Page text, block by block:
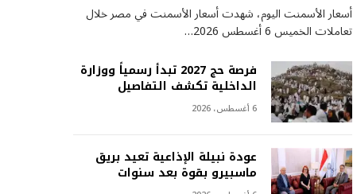
أسعار الأسمنت اليوم، شهدت أسعار الأسمنت في مصر خلال
تعاملات الخميس 6 أغسطس 2026…
فرصة حج 2027 تبدأ رسمياً ووزارة
الداخلية تكشف التفاصيل
6 أغسطس، 2026
عودة نبيلة الإذاعية تعيد بريق
ماسبيرو بقوة بعد سنوات